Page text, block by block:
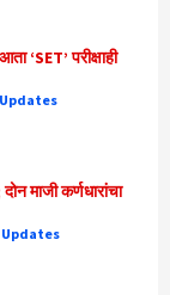
‘SET’ परीक्षाही
माजी कर्णधारांचा
Updates